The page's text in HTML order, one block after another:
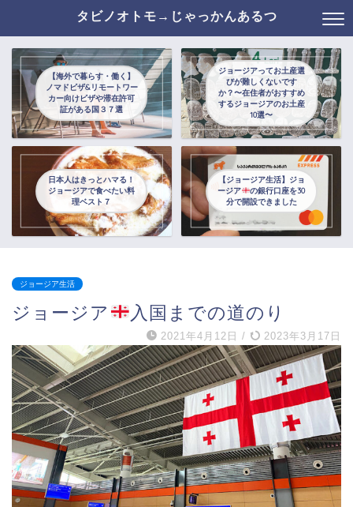
タビノオトモ→じゃっかんあるつ
【海外で暮らす・働く】
ノマドビザ&リモートワー
カー向けビザや滞在許可
証がある国３７選
ジョージアってお土産選
びが難しくないです
か？〜在住者がおすすめ
するジョージアのお土産
10選〜
日本人はきっとハマる！
ジョージアで食べたい料
理ベスト７
【ジョージア生活】ジョ
ージア
の銀行口座を30
分で開設できました
ジョージア生活
ジョージア 入国までの道のり
2021年4月12日 / 2023年3月17日